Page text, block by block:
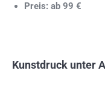
Preis: ab 99 €
Kunstdruck unter